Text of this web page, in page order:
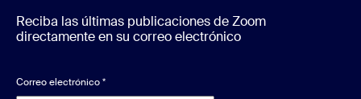
Reciba las últimas publicaciones de Zoom
directamente en su correo electrónico
Correo electrónico*